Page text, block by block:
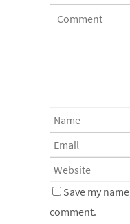
Save my
comment.